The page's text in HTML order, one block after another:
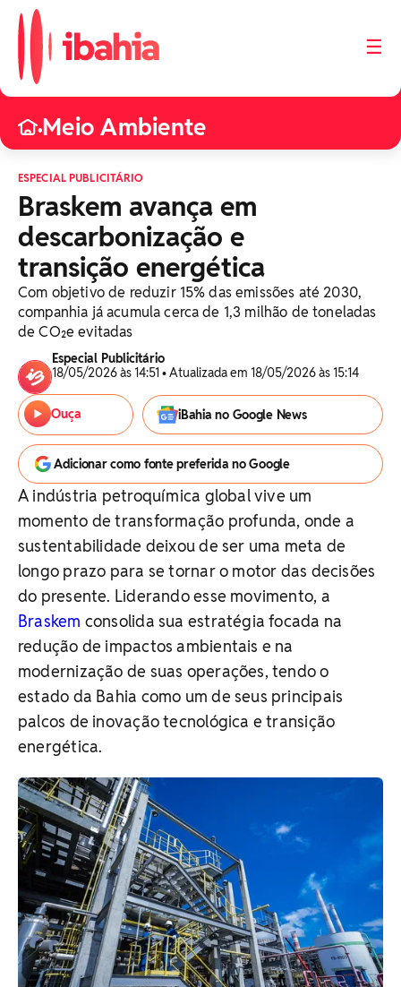
☰
•Meio Ambiente
ESPECIAL PUBLICITÁRIO
Braskem avança em
descarbonização e
transição energética
Com objetivo de reduzir 15% das emissões até 2030,
companhia já acumula cerca de 1,3 milhão de toneladas
de CO₂e evitadas
Especial Publicitário
18/05/2026 às 14:51 • Atualizada em 18/05/2026 às 15:14
Ouça iBahia no Google News
Adicionar como fonte preferida no Google
A indústria petroquímica global vive um
momento de transformação profunda, onde a
sustentabilidade deixou de ser uma meta de
longo prazo para se tornar o motor das decisões
do presente. Liderando esse movimento, a
Braskem consolida sua estratégia focada na
redução de impactos ambientais e na
modernização de suas operações, tendo o
estado da Bahia como um de seus principais
palcos de inovação tecnológica e transição
energética.